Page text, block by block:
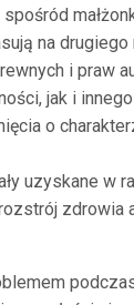
na drugiego
i praw
jak i
o
uzyskane w
zdrowia